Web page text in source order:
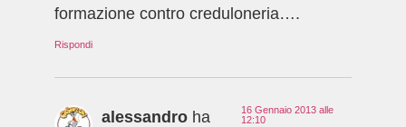
formazione contro creduloneria….
Rispondi
alessandro ha
16 Gennaio 2013 alle
12:10